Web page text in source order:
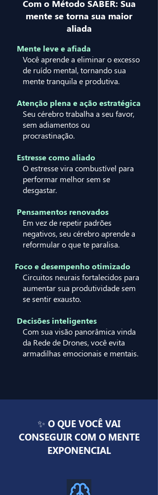
Com o Método SABER: Sua
mente se torna sua maior
aliada
Mente leve e afiada
Você aprende a eliminar o excesso
de ruído mental, tornando sua
mente tranquila e produtiva.
Atenção plena e ação estratégica
Seu cérebro trabalha a seu favor,
sem adiamentos ou
procrastinação.
Estresse como aliado
O estresse vira combustível para
performar melhor sem se
desgastar.
Pensamentos renovados
Em vez de repetir padrões
negativos, seu cérebro aprende a
reformular o que te paralisa.
Foco e desempenho otimizado
Circuitos neurais fortalecidos para
aumentar sua produtividade sem
se sentir exausto.
Decisões inteligentes
Com sua visão panorâmica vinda
da Rede de Drones, você evita
armadilhas emocionais e mentais.
✨ O QUE VOCÊ VAI
CONSEGUIR COM O MENTE
EXPONENCIAL